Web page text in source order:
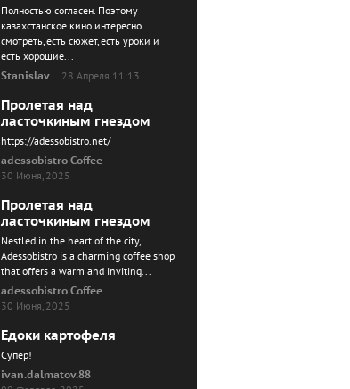
Полностью согласен. Поэтому
казахстанское кино интересно
смотреть, есть сюжет, есть уроки и
есть хорошие...
Stanislav
28 Апреля 11:13
Пролетая над
ласточкиным гнездом
https://adessobistro.net/
adessobistro Coffee
30 Июня, 2025
Пролетая над
ласточкиным гнездом
Nestled in the heart of the city,
Adessobistro is a charming coffee shop
that offers a warm and inviting...
adessobistro Coffee
30 Июня, 2025
Едоки картофеля
Cупер!
ivan.dalmatov.88